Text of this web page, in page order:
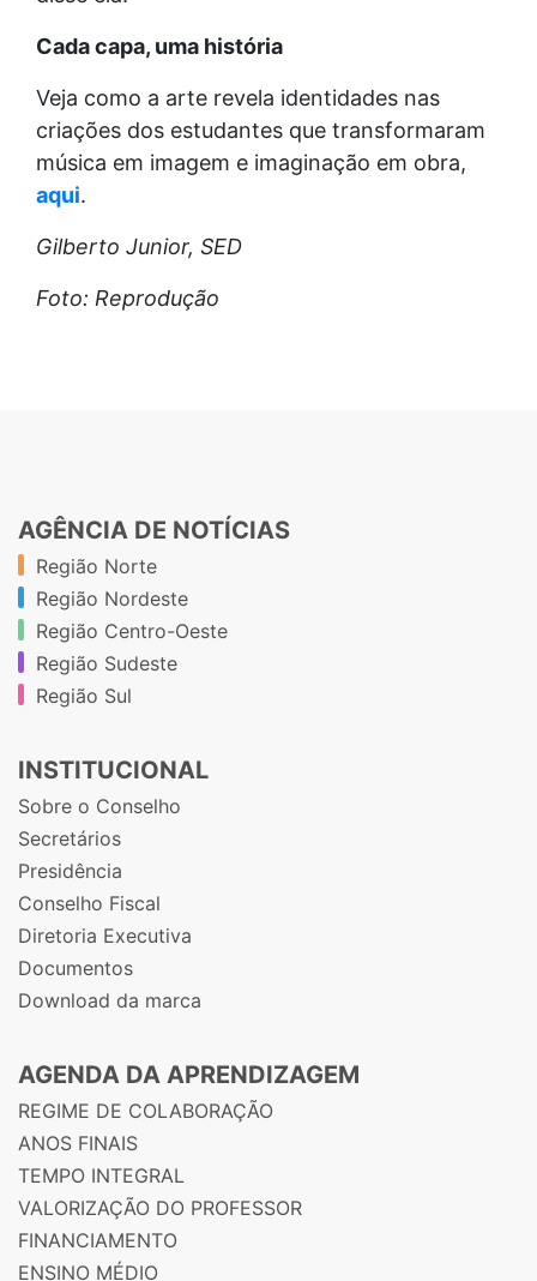
Cada capa, uma história
Veja como a arte revela identidades nas
criações dos estudantes que transformaram
música em imagem e imaginação em obra,
aqui.
Gilberto Junior, SED
Foto: Reprodução
AGÊNCIA DE NOTÍCIAS
Região Norte
Região Nordeste
Região Centro-Oeste
Região Sudeste
Região Sul
INSTITUCIONAL
Sobre o Conselho
Secretários
Presidência
Conselho Fiscal
Diretoria Executiva
Documentos
Download da marca
AGENDA DA APRENDIZAGEM
REGIME DE COLABORAÇÃO
ANOS FINAIS
TEMPO INTEGRAL
VALORIZAÇÃO DO PROFESSOR
FINANCIAMENTO
ENSINO MÉDIO